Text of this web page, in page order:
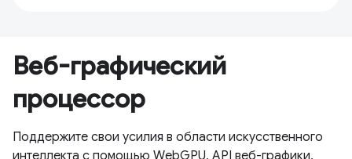
Веб-графический
процессор
Поддержите свои усилия в области искусственного